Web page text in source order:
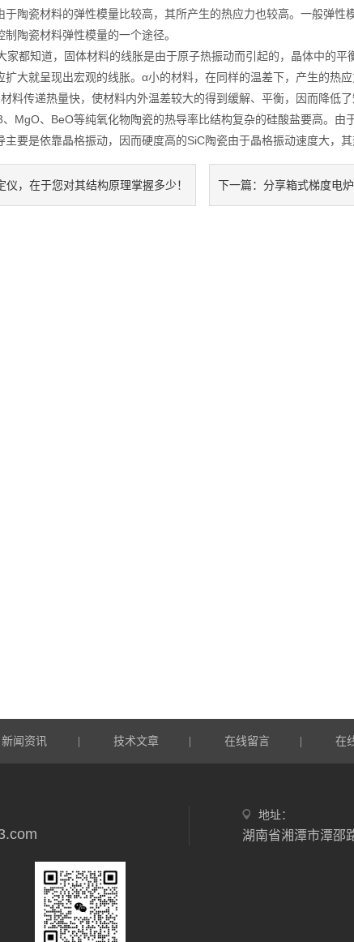
陶瓷材料的弹性模量比较高，其所产生的热应力也较高。一般弹性
陶瓷材料弹性模量的一个途径。
知道，固体材料的线胀是由于原子热振动而引起的，晶体中的平
大就呈现出宏观的线胀。α小的材料，在同样的温差下，产生的热应
传递热量快，使材料内外温差较大的得到缓解、平衡，因而降低了
MgO、BeO等纯氧化物陶瓷的热导率比结构复杂的硅酸盐要高。由
要是依靠晶格振动，因而硬度高的SiC陶瓷由于晶格振动速度大，其
，在于您对其结构原理掌握多少！ 下一篇：分享箱式梯度电
新闻资讯 技术文章 在线留言 在
地址：